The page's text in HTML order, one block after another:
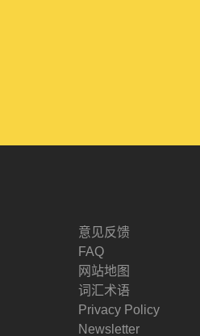
意见反馈
FAQ
网站地图
词汇术语
Privacy Policy
Newsletter